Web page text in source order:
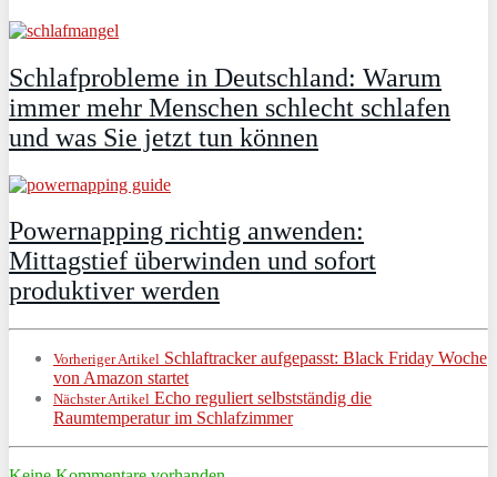
Schlafprobleme in Deutschland: Warum
immer mehr Menschen schlecht schlafen
und was Sie jetzt tun können
Powernapping richtig anwenden:
Mittagstief überwinden und sofort
produktiver werden
Vorheriger Artikel Schlaftracker aufgepasst: Black Friday Woche
von Amazon startet
Nächster Artikel Echo reguliert selbstständig die
Raumtemperatur im Schlafzimmer